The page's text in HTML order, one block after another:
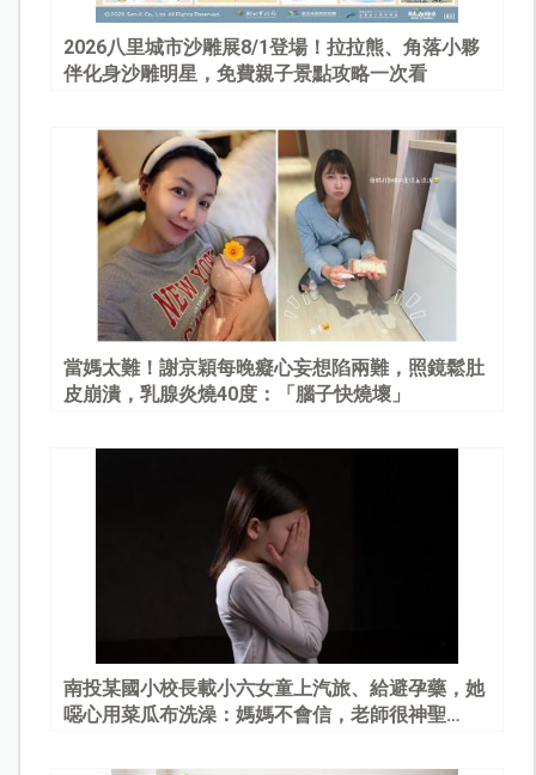
2026八里城市沙雕展8/1登場！拉拉熊、角落小夥
伴化身沙雕明星，免費親子景點攻略一次看
當媽太難！謝京穎每晚癡心妄想陷兩難，照鏡鬆肚
皮崩潰，乳腺炎燒40度：「腦子快燒壞」
南投某國小校長載小六女童上汽旅、給避孕藥，她
噁心用菜瓜布洗澡：媽媽不會信，老師很神聖…